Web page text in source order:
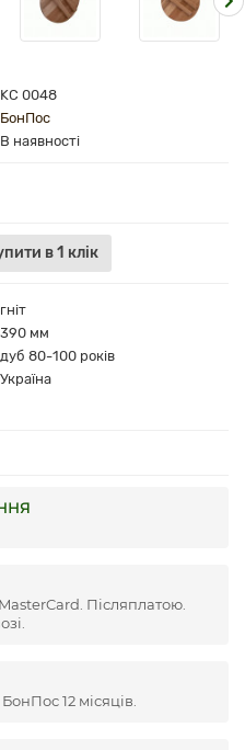
KC 0048
БонПос
В наявності
в 1 клік
гніт
390 мм
дуб 80-100 років
Україна
Післяплатою.
12 місяців.